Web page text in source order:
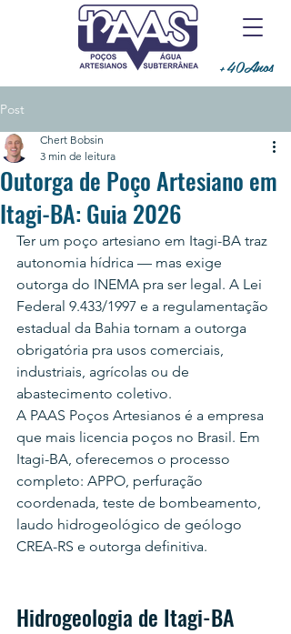
+40Anos
Post
Outorga de Poço Artesiano em
Itagi-BA: Guia 2026
Chert Bobsin
3 min de leitura
Ter um poço artesiano em Itagi-BA traz
autonomia hídrica — mas exige
outorga do INEMA pra ser legal. A Lei
Federal 9.433/1997 e a regulamentação
estadual da Bahia tornam a outorga
obrigatória pra usos comerciais,
industriais, agrícolas ou de
abastecimento coletivo.
A PAAS Poços Artesianos é a empresa
que mais licencia poços no Brasil. Em
Itagi-BA, oferecemos o processo
completo: APPO, perfuração
coordenada, teste de bombeamento,
laudo hidrogeológico de geólogo
CREA-RS e outorga definitiva.
Hidrogeologia de Itagi-BA